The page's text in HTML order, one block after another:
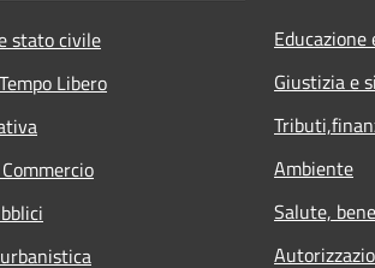
stato civile
Libero
Giustizia e
Ambiente
Salute,